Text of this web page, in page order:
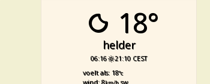
18°
helder
06:16 21:10 CEST
voelt als: 18°c
wind: 8
sw